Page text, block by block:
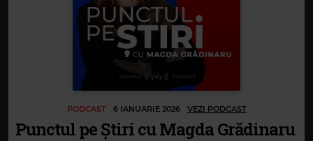
PODCAST 6 IANUARIE 2026 VEZI PODCAST
Punctul pe Știri cu Magda Grădinaru